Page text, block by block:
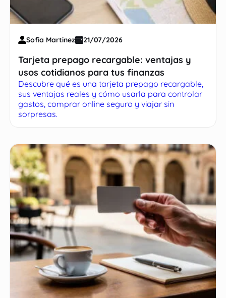
Sofia Martinez 21/07/2026
Tarjeta prepago recargable: ventajas y
usos cotidianos para tus finanzas
Descubre qué es una tarjeta prepago recargable,
sus ventajas reales y cómo usarla para controlar
gastos, comprar online seguro y viajar sin
sorpresas.